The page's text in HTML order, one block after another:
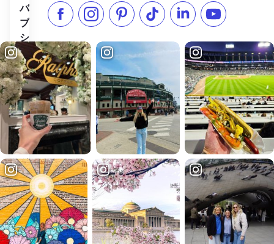
バー
ブ・
シテ
ィ・
ベー
グル
バー
ブ・
シテ
ィ・
ベー
グル
は、
ただ
のカ
フェ
では
あり
バーブ・シティ・ベーグルを見る
フェイスブックでいいね
インスタグラムをフォローする
ピンタレストTikTokでフォローする
LinkedInでフォロー
YouTubeで